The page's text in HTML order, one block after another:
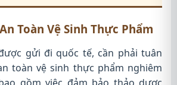
Toàn Vệ Sinh Thực Phẩm
gửi đi quốc tế, cần phải tuân
toàn vệ sinh thực phẩm nghiêm